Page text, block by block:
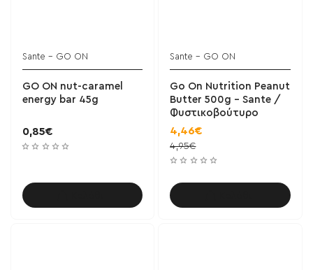
Sante - GO ON
GO ON nut-caramel
energy bar 45g
0,85€
Sante - GO ON
Go On Nutrition Peanut
Butter 500g - Sante /
Φυστικοβούτυρο
4,46€
4,95€